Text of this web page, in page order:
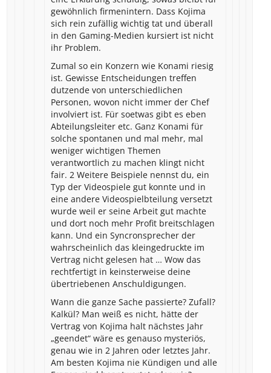
gewöhnlich firmenintern. Dass Kojima
sich rein zufällig wichtig tat und überall
in den Gaming-Medien kursiert ist nicht
ihr Problem.
Zumal so ein Konzern wie Konami riesig
ist. Gewisse Entscheidungen treffen
dutzende von unterschiedlichen
Personen, wovon nicht immer der Chef
involviert ist. Für soetwas gibt es eben
Abteilungsleiter etc. Ganz Konami für
solche spontanen und mal mehr, mal
weniger wichtigen Themen
verantwortlich zu machen klingt nicht
fair. 2 Weitere Beispiele nennst du, ein
Typ der Videospiele gut konnte und in
eine andere Videospielbteilung versetzt
wurde weil er seine Arbeit gut machte
und dort noch mehr Profit breitschlagen
kann. Und ein Syncronsprecher der
wahrscheinlich das kleingedruckte im
Vertrag nicht gelesen hat … Wow das
rechtfertigt in keinsterweise deine
übertriebenen Anschuldigungen.
Wann die ganze Sache passierte? Zufall?
Kalkül? Man weiß es nicht, hätte der
Vertrag von Kojima halt nächstes Jahr
„geendet“ wäre es genauso mysteriös,
genau wie in 2 Jahren oder letztes Jahr.
Am besten Kojima nie Kündigen und alle